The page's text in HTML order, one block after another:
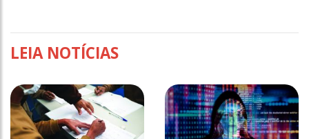
LEIA NOTÍCIAS